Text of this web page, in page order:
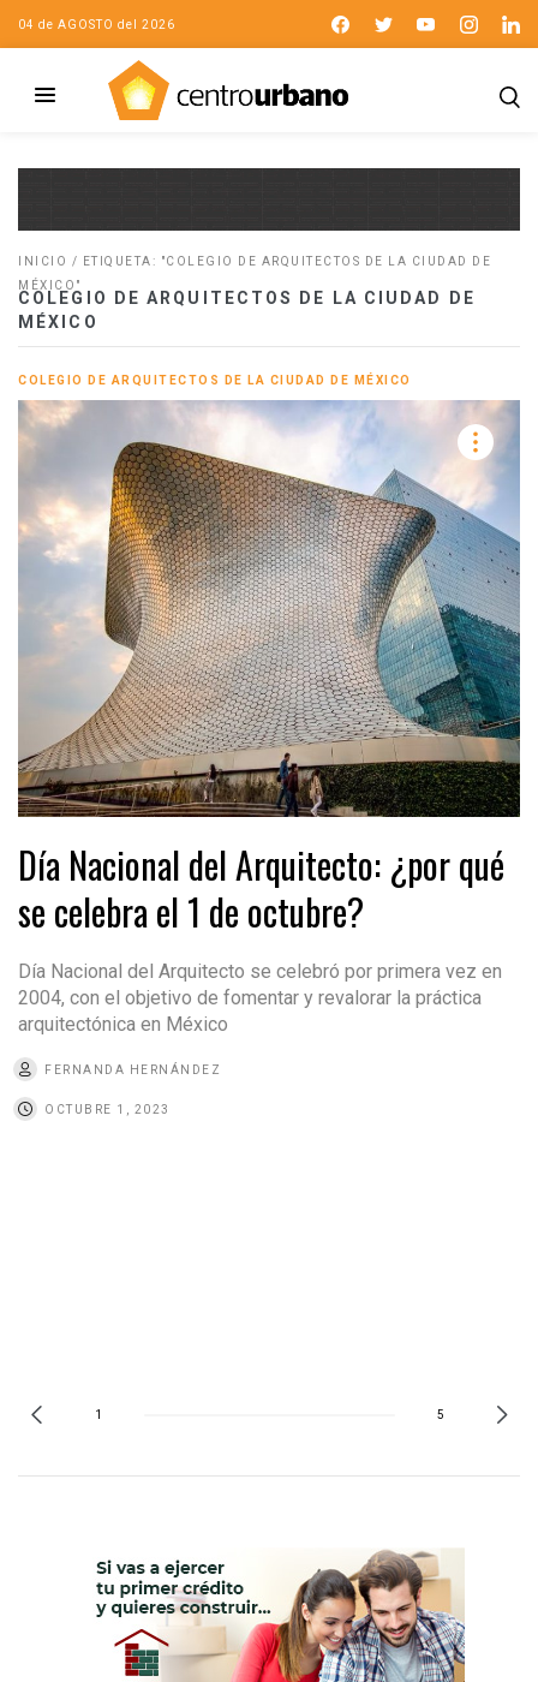
04 de AGOSTO del 2026
INICIO /
ETIQUETA: "COLEGIO DE ARQUITECTOS DE LA CIUDAD DE
MÉXICO"
COLEGIO DE ARQUITECTOS DE LA CIUDAD DE
MÉXICO
COLEGIO DE ARQUITECTOS DE LA CIUDAD DE MÉXICO
Día Nacional del Arquitecto: ¿por qué
se celebra el 1 de octubre?
Día Nacional del Arquitecto se celebró por primera vez en
2004, con el objetivo de fomentar y revalorar la práctica
arquitectónica en México
FERNANDA HERNÁNDEZ
OCTUBRE 1, 2023
1 5